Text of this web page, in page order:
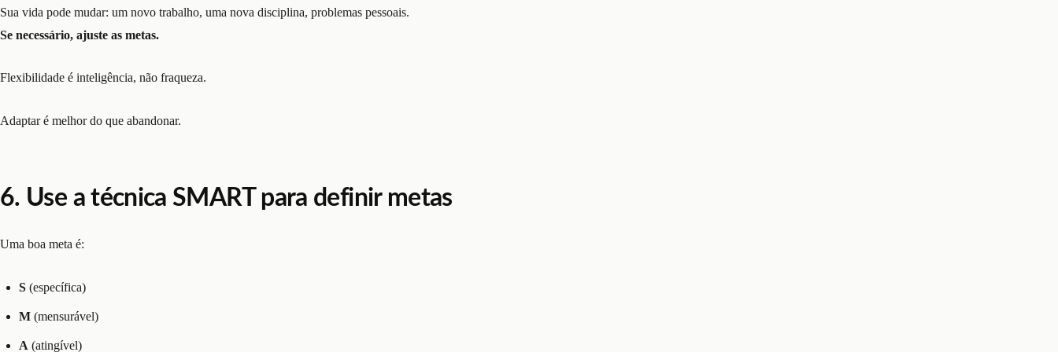
Sua vida pode mudar: um novo trabalho, uma nova disciplina, problemas pessoais.
Se necessário, ajuste as metas.
Flexibilidade é inteligência, não fraqueza.
Adaptar é melhor do que abandonar.
6. Use a técnica SMART para definir metas
Uma boa meta é:
S (específica)
M (mensurável)
A (atingível)